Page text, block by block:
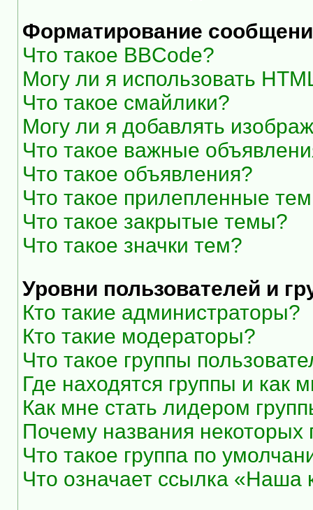
Форматирование
Что такое BBCode?
Могу ли я использовать
Что такое смайлики?
Могу ли я добавлять
Что такое важные
Что такое объявления?
Что такое прилепленные
Что такое закрытые темы?
Что такое значки тем?
Уровни пользователей и
Кто такие администраторы?
Кто такие модераторы?
Что такое группы
Где находятся группы и как
Как мне стать лидером
Почему названия
Что такое группа по
Что означает ссылка «Наша